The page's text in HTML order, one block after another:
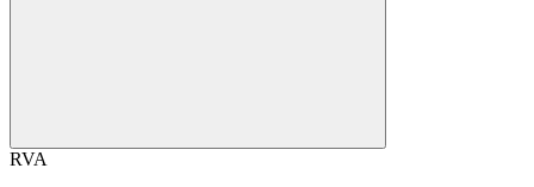
RVA